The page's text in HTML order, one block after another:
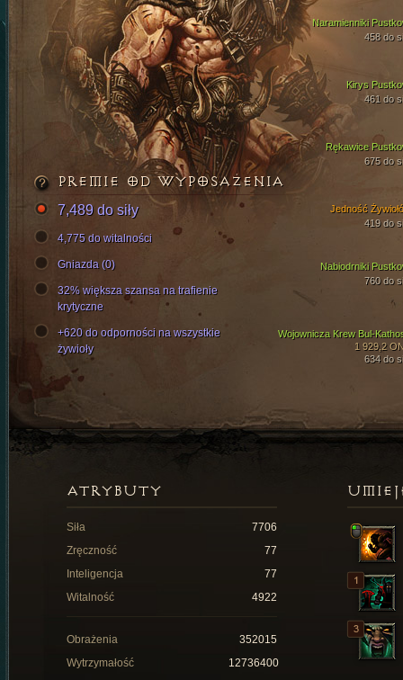
Kirys
461 do
Rękawice
675 do
Naramienniki
458 do
Nabiodrniki
760 do
Wojownicza Krew Bul-
1 929,2
634 do
Jedność
419 do
PREMIE OD WYPOSAŻENIA
7,489 do siły
4,775 do witalności
Gniazda (0)
32% większa szansa na trafienie
krytyczne
+620 do odporności na wszystkie
żywioły
ATRYBUTY
Siła
7706
Zręczność
77
Inteligencja
77
Witalność
4922
Obrażenia
352015
Wytrzymałość
12736400